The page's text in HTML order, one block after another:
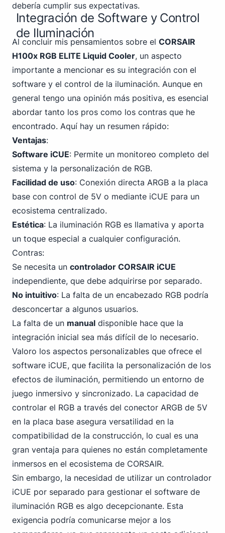
debería cumplir sus expectativas.
Integración de Software y Control
de Iluminación
Al concluir mis pensamientos sobre el CORSAIR
H100x RGB ELITE Liquid Cooler, un aspecto
importante a mencionar es su integración con el
software y el control de la iluminación. Aunque en
general tengo una opinión más positiva, es esencial
abordar tanto los pros como los contras que he
encontrado. Aquí hay un resumen rápido:
Ventajas:
Software iCUE: Permite un monitoreo completo del
sistema y la personalización de RGB.
Facilidad de uso: Conexión directa ARGB a la placa
base con control de 5V o mediante iCUE para un
ecosistema centralizado.
Estética: La iluminación RGB es llamativa y aporta
un toque especial a cualquier configuración.
Contras:
Se necesita un controlador CORSAIR iCUE
independiente, que debe adquirirse por separado.
No intuitivo: La falta de un encabezado RGB podría
desconcertar a algunos usuarios.
La falta de un manual disponible hace que la
integración inicial sea más difícil de lo necesario.
Valoro los aspectos personalizables que ofrece el
software iCUE, que facilita la personalización de los
efectos de iluminación, permitiendo un entorno de
juego inmersivo y sincronizado. La capacidad de
controlar el RGB a través del conector ARGB de 5V
en la placa base asegura versatilidad en la
compatibilidad de la construcción, lo cual es una
gran ventaja para quienes no están completamente
inmersos en el ecosistema de CORSAIR.
Sin embargo, la necesidad de utilizar un controlador
iCUE por separado para gestionar el software de
iluminación RGB es algo decepcionante. Esta
exigencia podría comunicarse mejor a los